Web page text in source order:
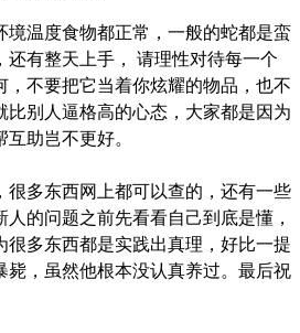
境温度食物都正常，一般的蛇都是蛮
还有整天上手， 请理性对待每一个
，不要把它当着你炫耀的物品，也不
比别人逼格高的心态，大家都是因为
助岂不更好。
很多东西网上都可以查的，还有一些
的问题之前先看看自己到底是懂，
很多东西都是实践出真理，好比一提
毙，虽然他根本没认真养过。最后祝